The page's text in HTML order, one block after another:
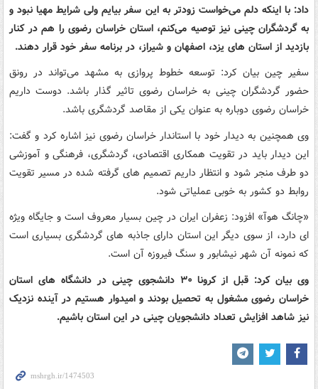
داد: با اینکه دلم می‌خواست زودتر به این سفر بیایم ولی شرایط مهیا نبود و
به گردشگران چینی نیز توصیه می‌کنم، استان خراسان رضوی را هم در کنار
بازدید از استان های یزد، اصفهان و شیراز، در برنامه سفر خود قرار دهند.
سفیر چین بیان کرد: توسعه خطوط پروازی به مشهد می‌تواند در رونق
حضور گردشگران چینی به خراسان رضوی تاثیر گذار باشد. دوست داریم
خراسان رضوی دوباره به عنوان یکی از مقاصد گردشگری باشد.
وی همچنین به دیدار خود با استاندار خراسان رضوی نیز اشاره کرد و گفت:
این دیدار باید در تقویت همکاری اقتصادی، گردشگری، فرهنگی و آموزشی
دو طرف منجر شود و انتظار داریم تصمیم های گرفته شده در مسیر تقویت
روابط دو کشور به خوبی عملیاتی شود.
«چانگ هوآ» افزود: زعفران ایران در چین بسیار معروف است و جایگاه ویژه
ای دارد، از سوی دیگر این استان دارای جاذبه های گردشگری بسیاری است
که نمونه آن شهر نیشابور و سنگ فیروزه آن است.
وی بیان کرد: قبل از کرونا ۳۰ دانشجوی چینی در دانشگاه های استان
خراسان رضوی مشغول به تحصیل بودند و امیدوار هستیم در آینده نزدیک
نیز شاهد افزایش تعداد دانشجویان چینی در این استان باشیم.